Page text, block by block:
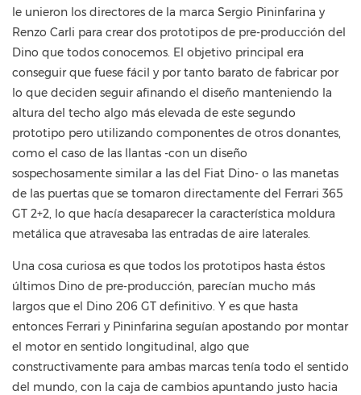
le unieron los directores de la marca Sergio Pininfarina y
Renzo Carli para crear dos prototipos de pre-producción del
Dino que todos conocemos. El objetivo principal era
conseguir que fuese fácil y por tanto barato de fabricar por
lo que deciden seguir afinando el diseño manteniendo la
altura del techo algo más elevada de este segundo
prototipo pero utilizando componentes de otros donantes,
como el caso de las llantas -con un diseño
sospechosamente similar a las del Fiat Dino- o las manetas
de las puertas que se tomaron directamente del Ferrari 365
GT 2+2, lo que hacía desaparecer la característica moldura
metálica que atravesaba las entradas de aire laterales.
Una cosa curiosa es que todos los prototipos hasta éstos
últimos Dino de pre-producción, parecían mucho más
largos que el Dino 206 GT definitivo. Y es que hasta
entonces Ferrari y Pininfarina seguían apostando por montar
el motor en sentido longitudinal, algo que
constructivamente para ambas marcas tenía todo el sentido
del mundo, con la caja de cambios apuntando justo hacia